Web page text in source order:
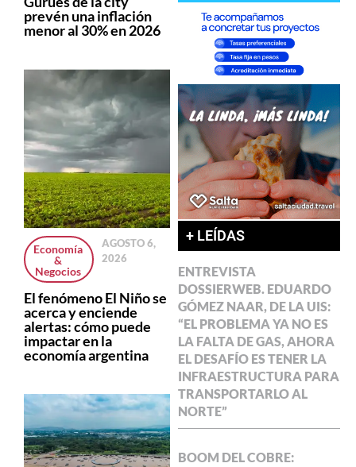
prevén una inflación
menor al 30% en 2026
Economía
&
Negocios
AGOSTO 6,
2026
El fenómeno El Niño se
acerca y enciende
alertas: cómo puede
impactar en la
economía argentina
+ LEÍDAS
ENTREVISTA
DOSSIERWEB. EDUARDO
GÓMEZ NAAR, DE LA UIS:
“EL PROBLEMA YA NO ES
LA FALTA DE GAS, AHORA
EL DESAFÍO ES TENER LA
INFRAESTRUCTURA PARA
TRANSPORTARLO AL
NORTE”
BOOM DEL COBRE: